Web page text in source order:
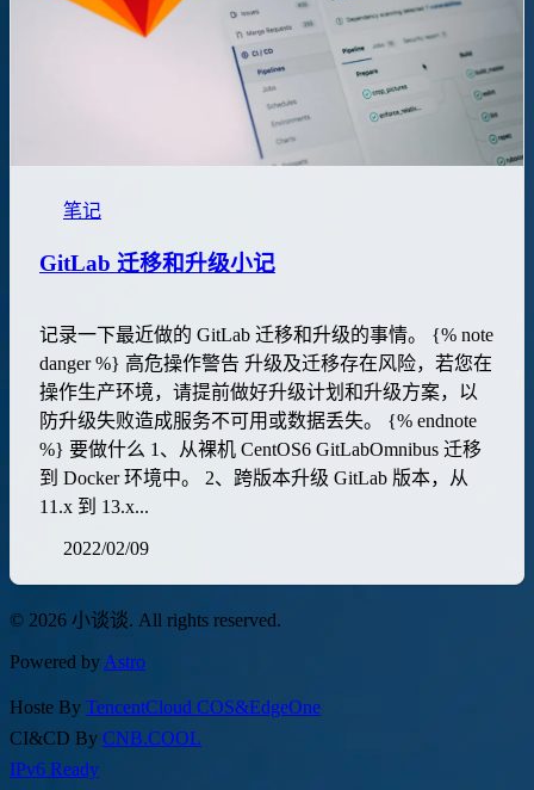
笔记
GitLab 迁移和升级小记
记录一下最近做的 GitLab 迁移和升级的事情。 {% note
danger %} 高危操作警告 升级及迁移存在风险，若您在
操作生产环境，请提前做好升级计划和升级方案，以
防升级失败造成服务不可用或数据丢失。 {% endnote
%} 要做什么 1、从裸机 CentOS6 GitLabOmnibus 迁移
到 Docker 环境中。 2、跨版本升级 GitLab 版本，从
11.x 到 13.x...
2022/02/09
© 2026 小谈谈. All rights reserved.
Powered by Astro
Hoste By TencentCloud COS&EdgeOne
CI&CD By CNB.COOL
IPv6 Ready